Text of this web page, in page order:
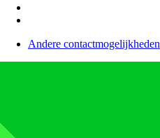
Andere contactmogelijkheden